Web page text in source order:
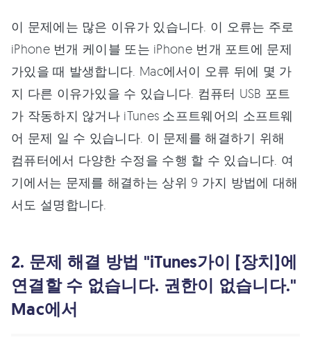
이 문제에는 많은 이유가 있습니다. 이 오류는 주로
iPhone 번개 케이블 또는 iPhone 번개 포트에 문제
가있을 때 발생합니다. Mac에서이 오류 뒤에 몇 가
지 다른 이유가있을 수 있습니다. 컴퓨터 USB 포트
가 작동하지 않거나 iTunes 소프트웨어의 소프트웨
어 문제 일 수 있습니다. 이 문제를 해결하기 위해
컴퓨터에서 다양한 수정을 수행 할 수 있습니다. 여
기에서는 문제를 해결하는 상위 9 가지 방법에 대해
서도 설명합니다.
2. 문제 해결 방법 "iTunes가이 [장치]에
연결할 수 없습니다. 권한이 없습니다."
Mac에서